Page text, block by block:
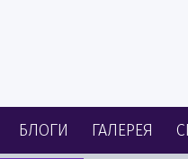
БЛОГИ ГАЛЕРЕЯ